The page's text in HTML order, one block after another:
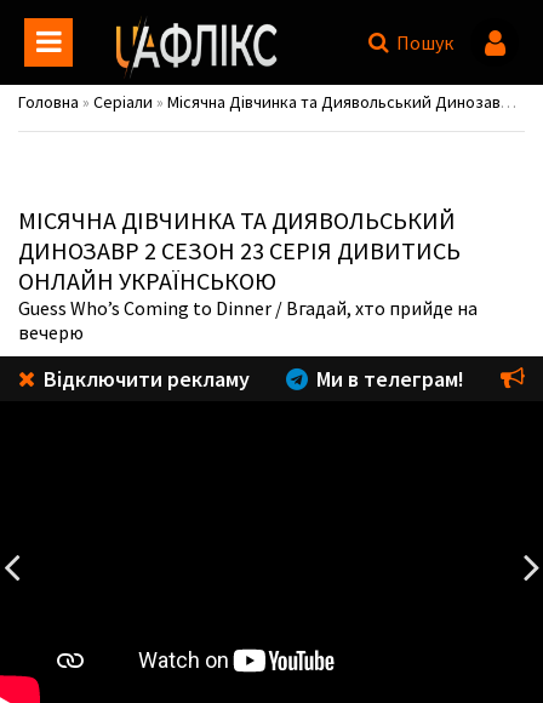
Пошук
Головна » Серіали » Місячна Дівчинка та Диявольський Динозавр / Marvel's Moon Girl and Devil Dinosaur
МІСЯЧНА ДІВЧИНКА ТА ДИЯВОЛЬСЬКИЙ
ДИНОЗАВР 2 СЕЗОН 23 СЕРІЯ ДИВИТИСЬ
ОНЛАЙН УКРАЇНСЬКОЮ
Guess Who’s Coming to Dinner / Вгадай, хто прийде на
вечерю
Відключити рекламу Ми в телеграм!